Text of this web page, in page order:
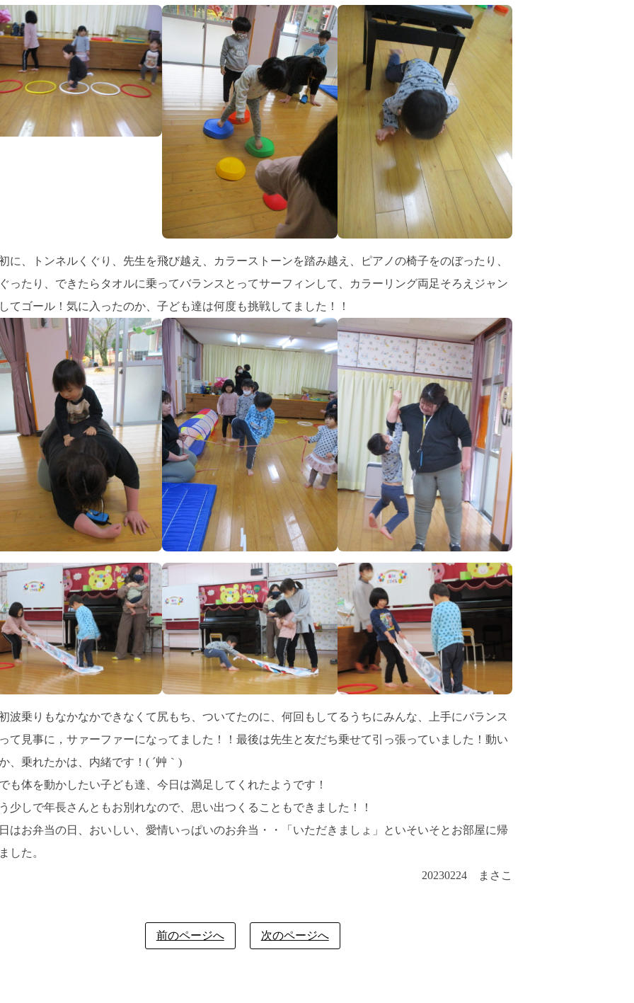
に、トンネルくぐり、先生を飛び越え、カラーストーンを踏み越え、ピアノの椅子をのぼったり、
ったり、できたらタオルに乗ってバランスとってサーフィンして、カラーリング両足そろえジャン
てゴール！気に入ったのか、子ども達は何度も挑戦してました！！
波乗りもなかなかできなくて尻もち、ついてたのに、何回もしてるうちにみんな、上手にバランス
て見事に，サァーファーになってました！！最後は先生と友だち乗せて引っ張っていました！動い
、乗れたかは、内緒です！( ´艸｀)
も体を動かしたい子ども達、今日は満足してくれたようです！
少しで年長さんともお別れなので、思い出つくることもできました！！
はお弁当の日、おいしい、愛情いっぱいのお弁当・・「いただきましょ」といそいそとお部屋に帰
した。
20230224 まさこ
前のページへ 次のページへ